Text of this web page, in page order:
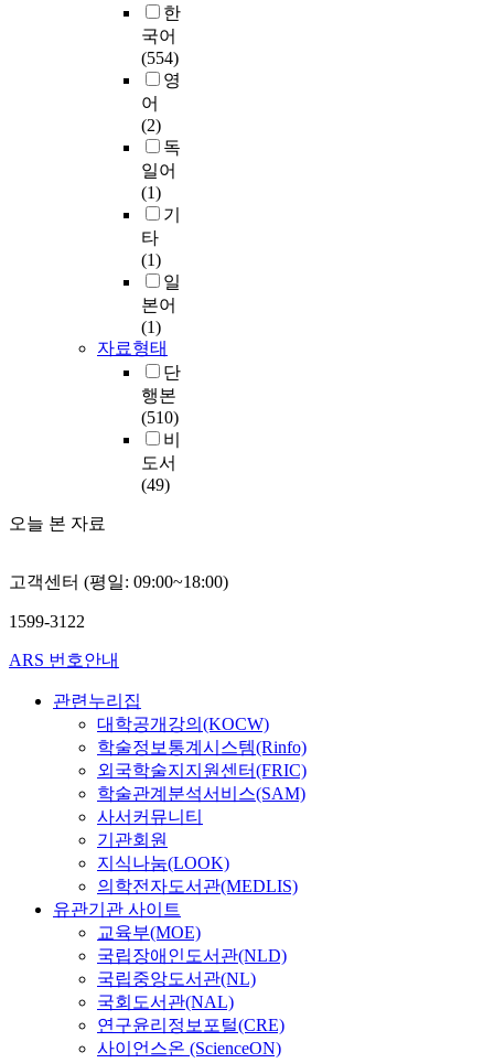
한
국어
(554)
영
어
(2)
독
일어
(1)
기
타
(1)
일
본어
(1)
자료형태
단
행본
(510)
비
도서
(49)
오늘 본 자료
고객센터 (평일: 09:00~18:00)
1599-3122
ARS 번호안내
관련누리집
대학공개강의(KOCW)
학술정보통계시스템(Rinfo)
외국학술지지원센터(FRIC)
학술관계분석서비스(SAM)
사서커뮤니티
기관회원
지식나눔(LOOK)
의학전자도서관(MEDLIS)
유관기관 사이트
교육부(MOE)
국립장애인도서관(NLD)
국립중앙도서관(NL)
국회도서관(NAL)
연구윤리정보포털(CRE)
사이언스온 (ScienceON)